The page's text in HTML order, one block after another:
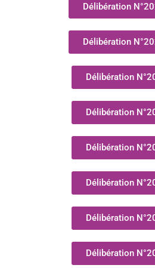
Délibération
Délibération
Délibération
Délibération
Délibération
Délibération
Délibération
Délibération